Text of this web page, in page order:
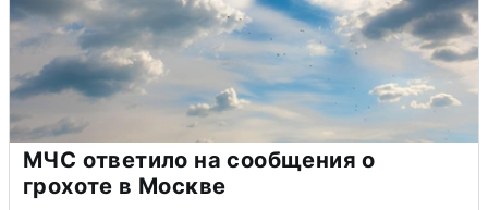
МЧС ответило на сообщения о
грохоте в Москве